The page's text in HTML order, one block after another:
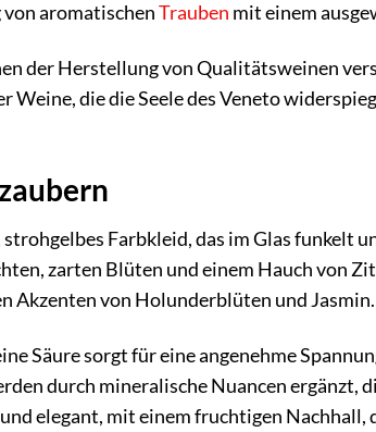
aromatischenTrauben mit einem
der Herstellung von Qualitätsweinen
die die Seele des Veneto
Farbkleid, das im Glas funkelt
zarten Blüten und einem Hauch von
Akzenten von Holunderblüten und Jasmin.
Säure sorgt für eine angenehme
durch mineralische Nuancen ergänzt,
elegant, mit einem fruchtigen Nachhall,